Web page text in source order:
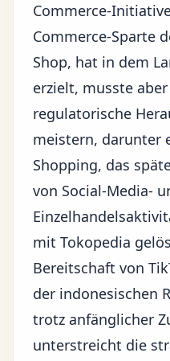
Commerce-
Commerce-Sparte
Shop, hat in dem
erzielt, musste
regulatorische
meistern, darunter
Shopping, das
von Social-Media-
mit Tokopedia
Bereitschaft von
der indonesischen
trotz anfänglicher
unterstreicht die